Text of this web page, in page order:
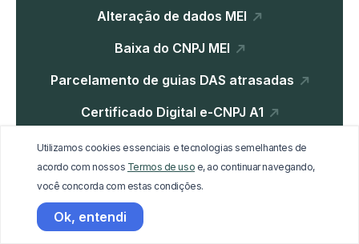
Alteração de dados MEI
Baixa do CNPJ MEI
Parcelamento de guias DAS atrasadas
Certificado Digital e-CNPJ A1
Parcelamento Dívida Ativa
Utilizamos cookies essenciais e tecnologias semelhantes de
acordo com nossos Termos de uso e, ao continuar navegando,
você concorda com estas condições.
Ok, entendi